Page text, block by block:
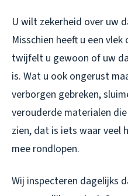
U wilt zekerheid over uw
Misschien heeft u een
twijfelt u gewoon of uw
is. Wat u ook ongerust
verborgen gebreken,
verouderde materialen
zien, dat is iets waar veel
mee rondlopen.
Wij inspecteren dagelijks